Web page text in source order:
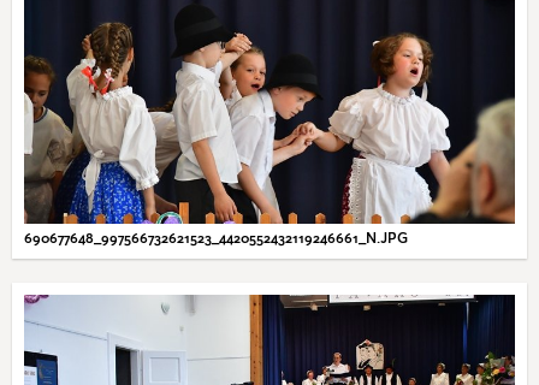
690677648_997566732621523_4420552432119246661_N.JPG